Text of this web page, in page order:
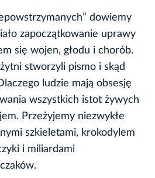
dowiemy
zapoczątkowanie uprawy
się wojen, głodu i chorób.
stworzyli pismo i skąd
ludzie mają obsesję
wszystkich istot żywych
Przeżyjemy niezwykłe
szkieletami, krokodylem
i miliardami